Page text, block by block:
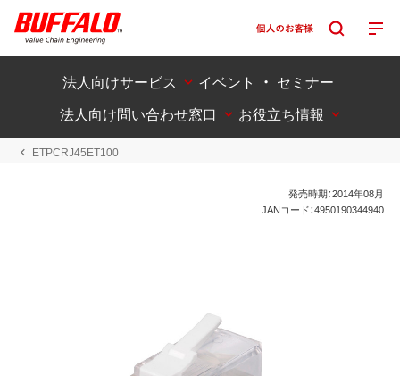
法人向けサービス
イベント ・ セミナー
法人向け問い合わせ窓口
お役立ち情報
ETPCRJ45ET100
発売時期：2014年08月
JANコード：4950190344940